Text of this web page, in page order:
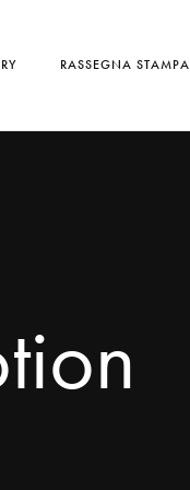
RASSEGNA STAMPA